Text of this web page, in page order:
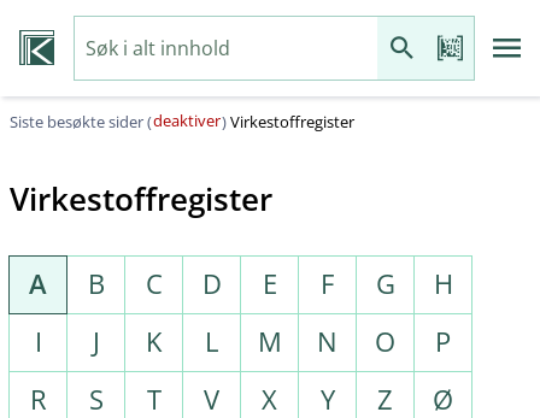
Siste besøkte sider (deaktiver)Virkestoffregister
Virkestoffregister
A B C D E F G
H
I
J K L M N O
P
R
S T V X Y Z Ø